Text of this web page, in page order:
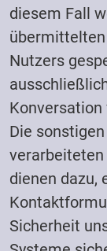
diesem Fall
übermittelten
Nutzers
Die
verarbeiteten
dienen dazu,
Sicherheit